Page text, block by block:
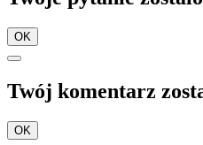
OK
Twój komentarz
OK